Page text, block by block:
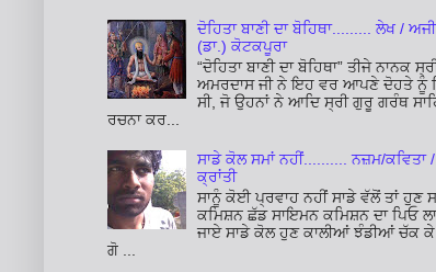
ਦੋਹਿਤਾ ਬਾਣੀ ਦਾ ਬੋਹਿਥਾ......... ਲੇਖ /
(ਡਾ.) ਕੋਟਕਪੂਰਾ
“ਦੋਹਿਤਾ ਬਾਣੀ ਦਾ ਬੋਹਿਥਾ” ਤੀਜੇ ਨਾਨਕ
ਅਮਰਦਾਸ ਜੀ ਨੇ ਇਹ ਵਰ ਆਪਣੇ ਦੋਹਤੇ ਨੂੰ
ਸੀ, ਜੋ ਉਹਨਾਂ ਨੇ ਆਦਿ ਸ੍ਰੀ ਗੁਰੂ ਗਰੰਥ
ਰਚਨਾ ਕਰ...
ਸਾਡੇ ਕੋਲ ਸਮਾਂ ਨਹੀਂ.......... ਨਜ਼ਮ/ਕਵਿਤਾ
ਕ੍ਰਾਂਤੀ
ਸਾਨੂੰ ਕੋਈ ਪ੍ਰਵਾਹ ਨਹੀਂ ਸਾਡੇ ਵੱਲੋਂ ਤਾਂ ਹੁਣ
ਕਮਿਸ਼ਨ ਛੱਡ ਸਾਇਮਨ ਕਮਿਸ਼ਨ ਦਾ ਪਿਓ
ਜਾਏ ਸਾਡੇ ਕੋਲ ਹੁਣ ਕਾਲੀਆਂ ਝੰਡੀਆਂ ਚੱਕ
ਗੋ ...